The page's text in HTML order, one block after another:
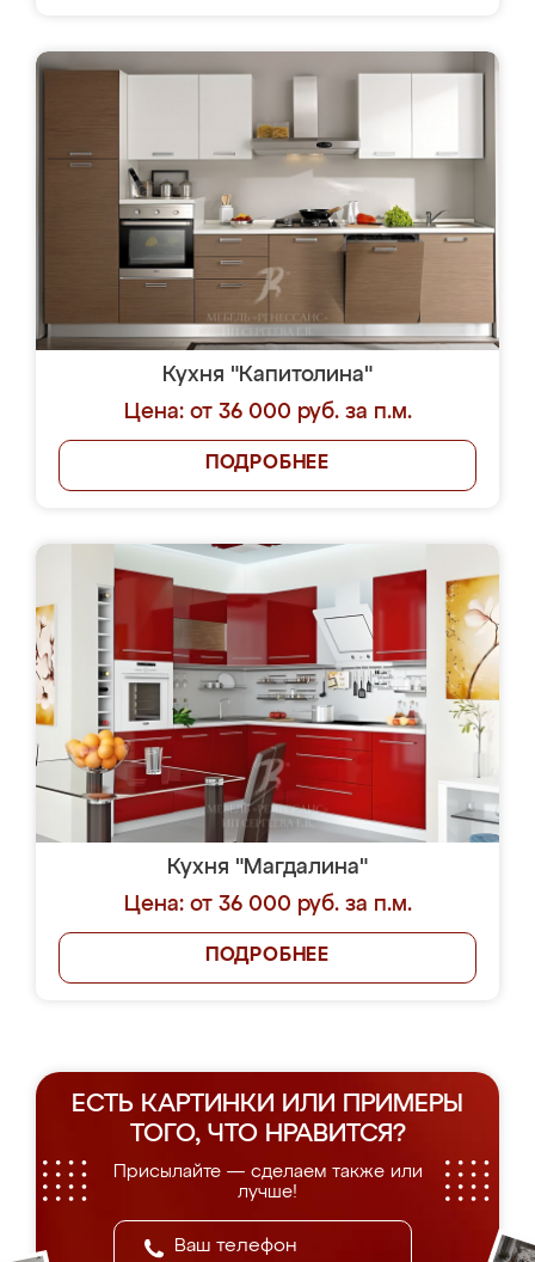
Кухня "Капитолина"
Цена: от 36 000 руб. за п.м.
ПОДРОБНЕЕ
Кухня "Магдалина"
Цена: от 36 000 руб. за п.м.
ПОДРОБНЕЕ
ЕСТЬ КАРТИНКИ ИЛИ ПРИМЕРЫ
ТОГО, ЧТО НРАВИТСЯ?
Присылайте — сделаем также или
лучше!